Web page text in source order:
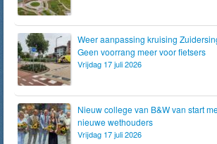
Weer aanpassing kruising
Geen voorrang meer voor fietsers
Vrijdag 17 juli 2026
Nieuw college van B&W van start
nieuwe wethouders
Vrijdag 17 juli 2026